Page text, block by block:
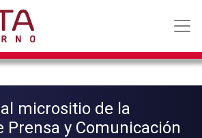
micrositio de la
Prensa y Comunicación